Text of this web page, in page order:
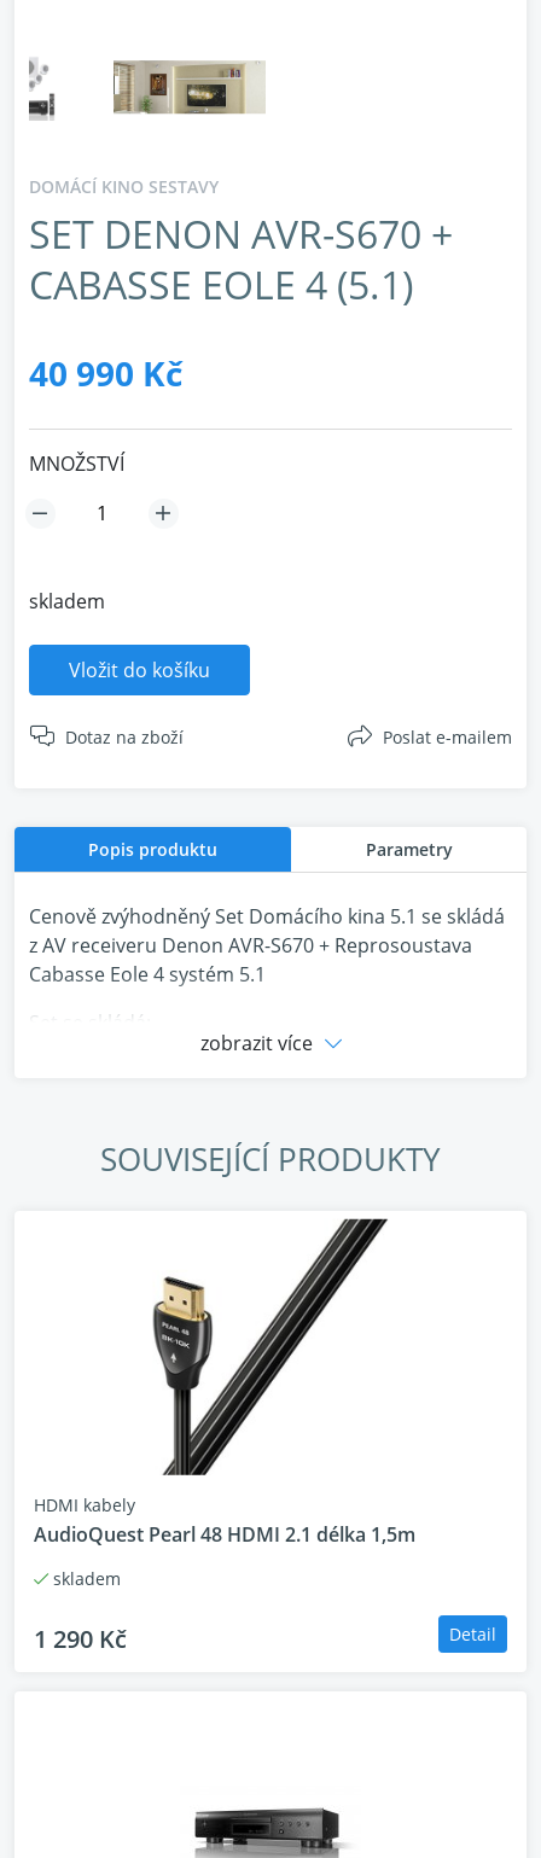
DOMÁCÍ KINO SESTAVY
SET DENON AVR-S670 +
CABASSE EOLE 4 (5.1)
40 990 Kč
MNOŽSTVÍ
skladem
Vložit do košíku
Dotaz na zboží Poslat e-mailem
Popis produktu Parametry
Cenově zvýhodněný Set Domácího kina 5.1 se skládá
z AV receiveru Denon AVR-S670 + Reprosoustava
Cabasse Eole 4 systém 5.1
Set se skládá:
1x Cabasse Lipari 21 aktivní subwoofer
SET je možné dodat v barevném provedení:
Denon AVR-S670 (černý)
Cabasse Eole 4 5.1 (černý nebo bílý)
zobrazit více
SOUVISEJÍCÍ PRODUKTY
HDMI kabely
AudioQuest Pearl 48 HDMI 2.1 délka 1,5m
skladem
1 290 Kč Detail